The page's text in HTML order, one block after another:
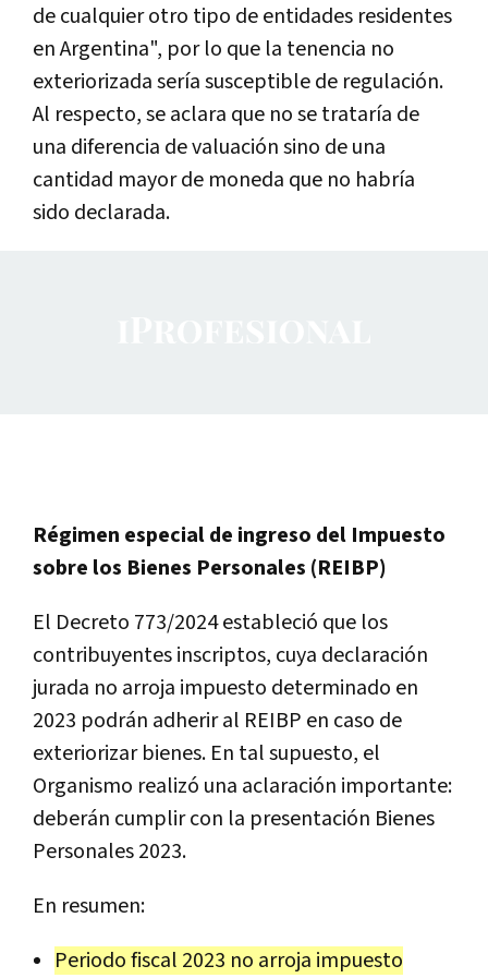
de cualquier otro tipo de entidades residentes
en Argentina", por lo que la tenencia no
exteriorizada sería susceptible de regulación.
Al respecto, se aclara que no se trataría de
una diferencia de valuación sino de una
cantidad mayor de moneda que no habría
sido declarada.
Régimen especial de ingreso del Impuesto
sobre los Bienes Personales (REIBP)
El Decreto 773/2024 estableció que los
contribuyentes inscriptos, cuya declaración
jurada no arroja impuesto determinado en
2023 podrán adherir al REIBP en caso de
exteriorizar bienes. En tal supuesto, el
Organismo realizó una aclaración importante:
deberán cumplir con la presentación Bienes
Personales 2023.
En resumen:
Periodo fiscal 2023 no arroja impuesto